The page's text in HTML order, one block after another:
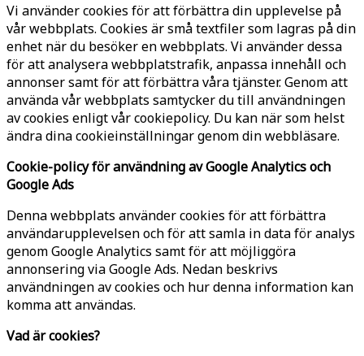
Vi använder cookies för att förbättra din upplevelse på
vår webbplats. Cookies är små textfiler som lagras på din
enhet när du besöker en webbplats. Vi använder dessa
för att analysera webbplatstrafik, anpassa innehåll och
annonser samt för att förbättra våra tjänster. Genom att
använda vår webbplats samtycker du till användningen
av cookies enligt vår cookiepolicy. Du kan när som helst
ändra dina cookieinställningar genom din webbläsare.
Cookie-policy för användning av Google Analytics och
Google Ads
Denna webbplats använder cookies för att förbättra
användarupplevelsen och för att samla in data för analys
genom Google Analytics samt för att möjliggöra
annonsering via Google Ads. Nedan beskrivs
användningen av cookies och hur denna information kan
komma att användas.
Vad är cookies?